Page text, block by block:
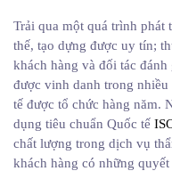
Trải qua một quá trình
thế, tạo dựng được uy tín;
khách hàng và đối tác
được vinh danh trong
tế được tổ chức hàng năm.
dụng tiêu chuẩn Quốc tế
chất lượng trong dịch vụ
khách hàng có những